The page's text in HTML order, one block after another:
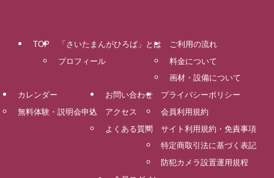
TOP
「さいたまんがひろば」とは
プロフィール
ご利用の流れ
料金について
画材・設備について
カレンダー
無料体験・説明会申込
お問い合わせ
アクセス
よくある質問
プライバシーポリシー
会員利用規約
サイト利用規約・免責事項
特定商取引法に基づく表記
防犯カメラ設置運用規程